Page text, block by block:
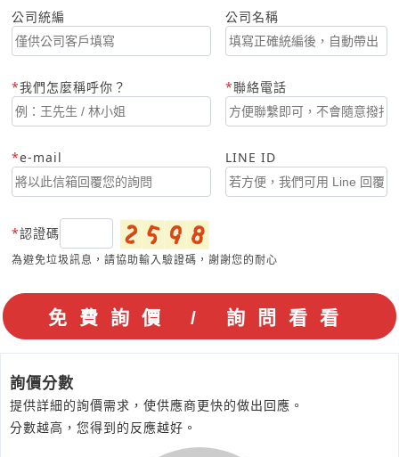
公司統編 公司名稱
我們怎麼稱呼你？ 聯絡電話
e-mail LINE ID
認證碼
為避免垃圾訊息，請協助輸入驗證碼，謝謝您的耐心
詢價分數
提供詳細的詢價需求，使供應商更快的做出回應。
分數越高，您得到的反應越好。